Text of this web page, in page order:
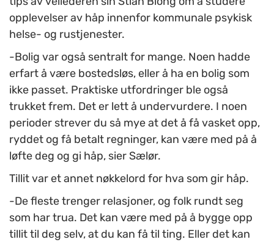
opplevelser av håp innenfor kommunale psykisk
helse- og rustjenester.
-Bolig var også sentralt for mange. Noen hadde
erfart å være bostedsløs, eller å ha en bolig som
ikke passet. Praktiske utfordringer ble også
trukket frem. Det er lett å undervurdere. I noen
perioder strever du så mye at det å få vasket opp,
ryddet og få betalt regninger, kan være med på å
løfte deg og gi håp, sier Sælør.
Tillit var et annet nøkkelord for hva som gir håp.
-De fleste trenger relasjoner, og folk rundt seg
som har trua. Det kan være med på å bygge opp
tillit til deg selv, at du kan få til ting. Eller det kan